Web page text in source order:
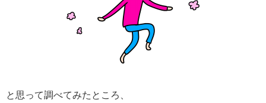
と思って調べてみたところ、